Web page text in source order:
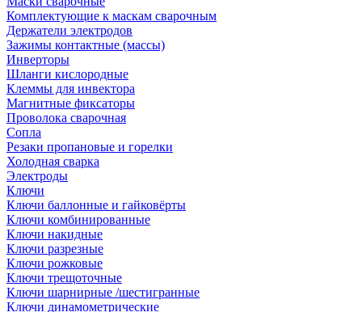
Комплектующие к маскам сварочным
Держатели электродов
Зажимы контактные (массы)
Инверторы
Шланги кислородные
Клеммы для инвектора
Магнитные фиксаторы
Проволока сварочная
Сопла
Резаки пропановые и горелки
Холодная сварка
Электроды
Ключи
Ключи баллонные и гайковёрты
Ключи комбинированные
Ключи накидные
Ключи разрезные
Ключи рожковые
Ключи трещоточные
Ключи шарнирные /шестигранные
Ключи динамометрические